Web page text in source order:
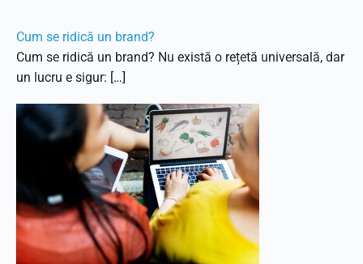
Cum se ridică un brand?
Cum se ridică un brand? Nu există o rețetă universală, dar
un lucru e sigur: […]